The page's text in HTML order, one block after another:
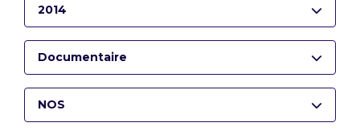
2014
Documentaire
NOS